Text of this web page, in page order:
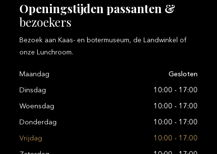
Openingstijden passanten &
bezoekers
Bezoek aan Kaas- en botermuseum, de Landwinkel of
onze Lunchroom.
Maandag Gesloten
Dinsdag 10:00 - 17:00
Woensdag 10:00 - 17:00
Donderdag 10:00 - 17:00
Vrijdag 10:00 - 17:00